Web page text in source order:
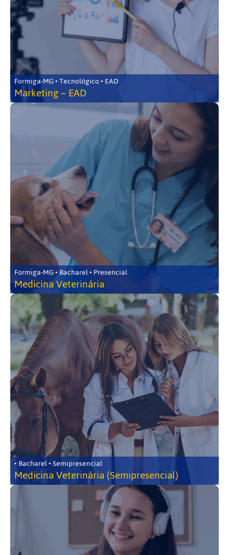
Formiga-MG • Tecnológico • EAD
Marketing – EAD
Formiga-MG • Bacharel • Presencial
Medicina Veterinária
• Bacharel • Semipresencial
Medicina Veterinária (Semipresencial)